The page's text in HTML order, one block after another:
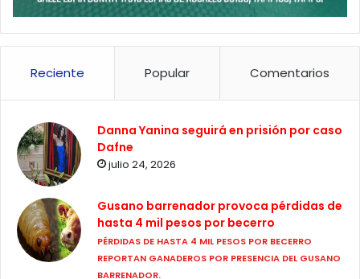
Reciente Popular Comentarios
Danna Yanina seguirá en prisión por caso
Dafne
julio 24, 2026
Gusano barrenador provoca pérdidas de
hasta 4 mil pesos por becerro
PÉRDIDAS DE HASTA 4 MIL PESOS POR BECERRO
REPORTAN GANADEROS POR PRESENCIA DEL GUSANO
BARRENADOR.